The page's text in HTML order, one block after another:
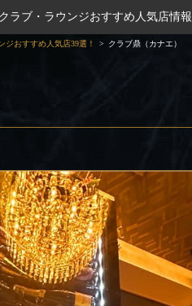
ラブ・ラウンジおすすめ人気店情報
おすすめ人気店39選！ クラブ鼎（カナエ）